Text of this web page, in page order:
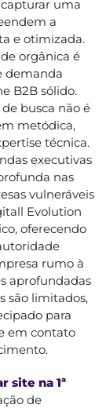
uma
a
e otimizada.
orgânica é
demanda
B2B sólido.
busca não é
metódica,
técnica.
executivas
nas
vulneráveis
Evolution
oferecendo
rumo à
aprofundadas
são limitados,
para
em contato
site na 1ª
de